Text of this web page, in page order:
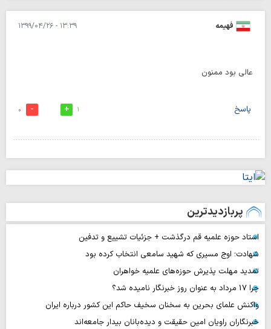
فهیمه ۱۳:۳۹ - ۱۳۹۹/۰۴/۲۶
عالی بود ممنون
پاسخ 1
0
پربازدیدترین
استاد حوزه علمیه قم درگذشت + جزئیات تشییع و تدفین
شهادت؛ اوج مسیری که شهید سامعی انتخاب کرده بود
تمدید مهلت پذیرش حوزه‌های علمیه خواهران
چرا 17 مرداد به عنوان روز خبرنگار نامیده شد؟
واکنش علمای بحرین به سخنان سخیف حاکم این کشور درباره ایران
خبرنگاران راویان امین حقیقت و دیده‌بانان بیدار جامعه‌اند